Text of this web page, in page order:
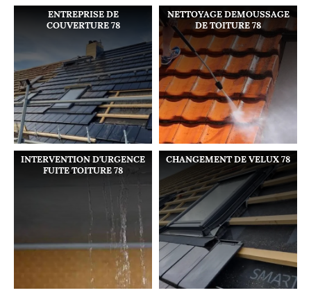
ENTREPRISE DE
COUVERTURE 78
NETTOYAGE DEMOUSSAGE
DE TOITURE 78
INTERVENTION D'URGENCE
FUITE TOITURE 78
CHANGEMENT DE VELUX 78